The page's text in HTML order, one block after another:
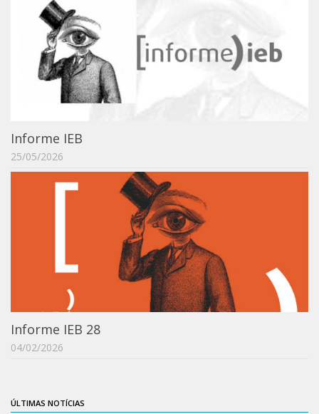
Acadêmico
Graduação
Pós-Graduação
Acervo
Almanack Braziliense
Cadernos do IEB
Catálogos
Livros publicados
MarioScriptor
Revista do IEB
English
History
Informe IEB
25/05/2026
Informe IEB 28
04/02/2026
ÚLTIMAS NOTÍCIAS